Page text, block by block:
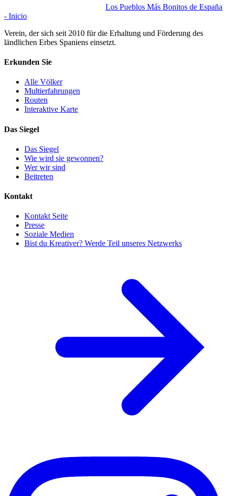
Los Pueblos Más Bonitos de España
- Inicio
Verein, der sich seit 2010 für die Erhaltung und Förderung des
ländlichen Erbes Spaniens einsetzt.
Erkunden Sie
Alle Völker
Multierfahrungen
Routen
Interaktive Karte
Das Siegel
Das Siegel
Wie wird sie gewonnen?
Wer wir sind
Beitreten
Kontakt
Kontakt Seite
Presse
Soziale Medien
Bist du Kreativer? Werde Teil unseres Netzwerks